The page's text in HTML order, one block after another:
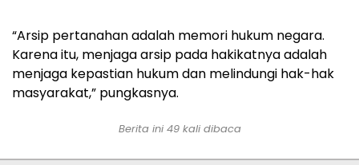
“Arsip pertanahan adalah memori hukum negara.
Karena itu, menjaga arsip pada hakikatnya adalah
menjaga kepastian hukum dan melindungi hak-hak
masyarakat,” pungkasnya.
Berita ini 49 kali dibaca